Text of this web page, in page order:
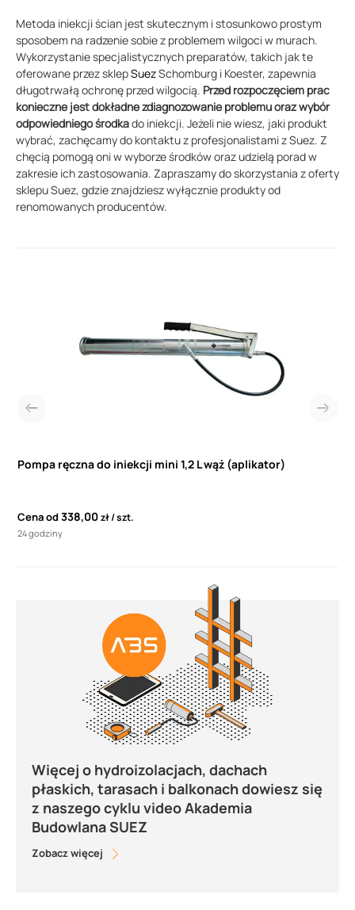
Metoda iniekcji ścian jest skutecznym i stosunkowo prostym
sposobem na radzenie sobie z problemem wilgoci w murach.
Wykorzystanie specjalistycznych preparatów, takich jak te
oferowane przez sklepSuezSchomburg i Koester, zapewnia
długotrwałą ochronę przed wilgocią. Przed rozpoczęciem prac
konieczne jest dokładne zdiagnozowanie problemu oraz wybór
odpowiedniego środkado iniekcji. Jeżeli nie wiesz, jaki produkt
wybrać, zachęcamy do kontaktu z profesjonalistami z Suez. Z
chęcią pomogą oni w wyborze środków oraz udzielą porad w
zakresie ich zastosowania. Zapraszamy do skorzystania z oferty
sklepu Suez, gdzie znajdziesz wyłącznie produkty od
renomowanych producentów.
Pompa ręczna do iniekcji mini 1,2 L wąż (aplikator)
Cena od338,00zł szt.
24 godziny
Więcej o hydroizolacjach, dachach
płaskich, tarasach i balkonach dowiesz się
z naszego cyklu video Akademia
Budowlana SUEZ
Zobacz więcej